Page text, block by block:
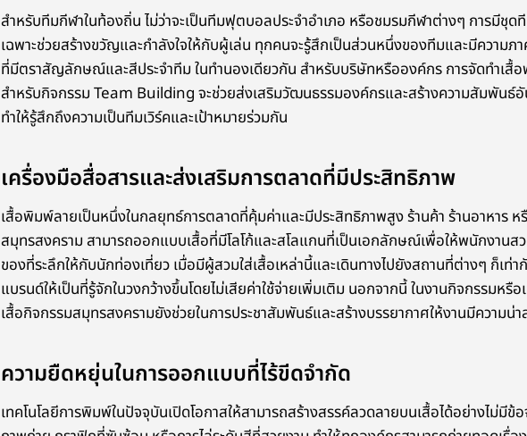
สำหรับทีมกีฬาในท้องถิ่น ไม่ว่าจะเป็นทีมฟุตบอลประจำอำเภอ หรือชมรมกีฬาต่างๆ การมีชุ
เฉพาะช่วยสร้างขวัญและกำลังใจให้กับผู้เล่น ทุกคนจะรู้สึกเป็นส่วนหนึ่งของทีมและมีความภา
ที่มีตราสัญลักษณ์และสีประจำทีม ในทำนองเดียวกัน สำหรับบริษัทหรือองค์กร การจัดทำเสื้
สำหรับกิจกรรม Team Building จะช่วยส่งเสริมวัฒนธรรมองค์กรและสร้างความสัมพันธ์
ทำให้รู้สึกถึงความเป็นทีมเวิร์คและเป้าหมายร่วมกัน
เครื่องมือสื่อสารและส่งเสริมการตลาดที่มีประสิทธิภาพ
เสื้อพิมพ์ลายเป็นหนึ่งในกลยุทธ์การตลาดที่คุ้มค่าและมีประสิทธิภาพสูง ร้านค้า ร้านอาหาร ห
สมุทรสงคราม สามารถออกแบบเสื้อที่มีโลโก้และสโลแกนที่เป็นเอกลักษณ์เพื่อให้พนักงานส
ของที่ระลึกให้กับนักท่องเที่ยว เมื่อมีผู้สวมใส่เสื้อเหล่านี้และเดินทางไปยังสถานที่ต่างๆ ก็เท่า
แบรนด์ให้เป็นที่รู้จักในวงกว้างขึ้นโดยไม่เสียค่าใช้จ่ายเพิ่มเติม นอกจากนี้ ในงานกิจกรรมหรื
เสื้อกิจกรรมสมุทรสงครามยังช่วยในการประชาสัมพันธ์และสร้างบรรยากาศให้งานมีความน่า
ความยืดหยุ่นในการออกแบบที่ไร้ขีดจำกัด
เทคโนโลยีการพิมพ์ในปัจจุบันเปิดโอกาสให้สามารถสร้างสรรค์ลวดลายบนเสื้อได้อย่างไม่มีข้อ